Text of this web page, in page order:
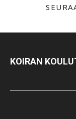
KOIRAN